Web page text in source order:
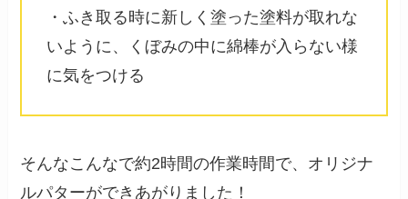
・ふき取る時に新しく塗った塗料が取れな
いように、くぼみの中に綿棒が入らない様
に気をつける
そんなこんなで約2時間の作業時間で、オリジナ
ルパターができあがりました！